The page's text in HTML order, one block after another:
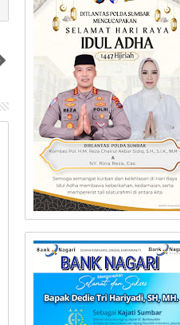
25
Sumbar dipercaya menjadi tuan
rumah pelaksana Munas Gebu
Minang ke-Vll